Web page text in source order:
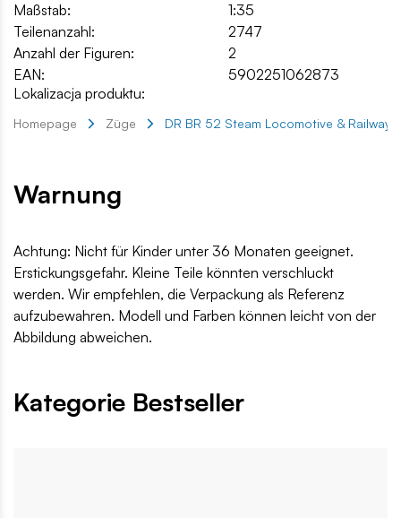
Maßstab:
1:35
Teilenanzahl:
2747
Anzahl der Figuren:
2
EAN:
5902251062873
Lokalizacja produktu:
Homepage Züge DR BR 52 Steam Locomotive & Railway
Warnung
Achtung: Nicht für Kinder unter 36 Monaten geeignet.
Erstickungsgefahr. Kleine Teile könnten verschluckt
werden. Wir empfehlen, die Verpackung als Referenz
aufzubewahren. Modell und Farben können leicht von der
Abbildung abweichen.
Kategorie Bestseller